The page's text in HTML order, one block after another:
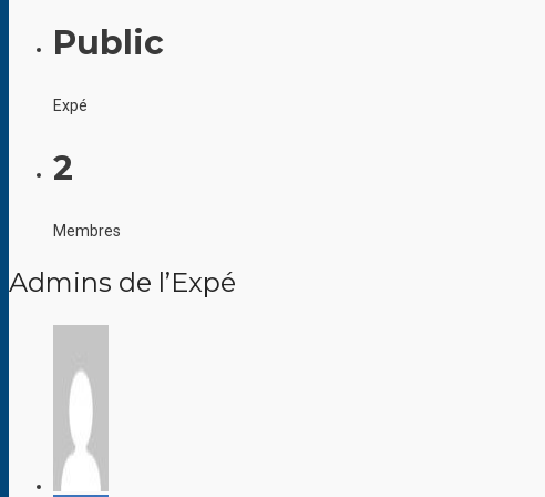
Public
Expé
2
Membres
Admins de l’Expé